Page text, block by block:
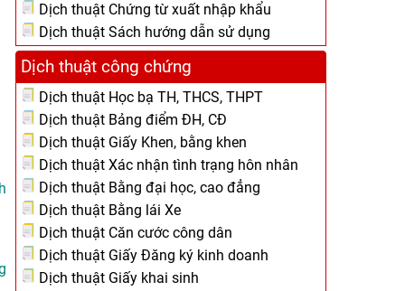
Dịch thuật Chứng từ xuất nhập khẩu
Dịch thuật Sách hướng dẫn sử dụng
Dịch thuật công chứng
Dịch thuật Học bạ TH, THCS, THPT
Dịch thuật Bảng điểm ĐH, CĐ
Dịch thuật Giấy Khen, bằng khen
Dịch thuật Xác nhận tình trạng hôn nhân
Dịch thuật Bằng đại học, cao đẳng
Dịch thuật Bằng lái Xe
Dịch thuật Căn cước công dân
Dịch thuật Giấy Đăng ký kinh doanh
Dịch thuật Giấy khai sinh